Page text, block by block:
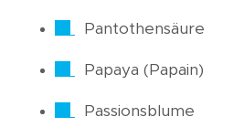
Pantothensäure
Papaya (Papain)
Passionsblume